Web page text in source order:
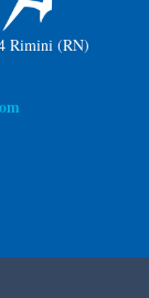
Rimini (RN)